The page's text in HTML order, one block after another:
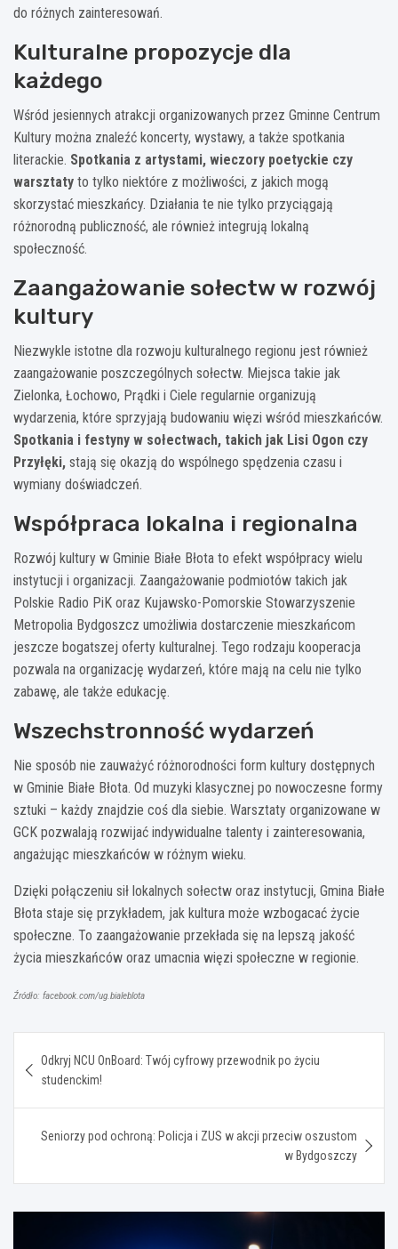
do różnych zainteresowań.
Kulturalne propozycje dla
każdego
Wśród jesiennych atrakcji organizowanych przez Gminne Centrum
Kultury można znaleźć koncerty, wystawy, a także spotkania
literackie. Spotkania z artystami, wieczory poetyckie czy
warsztaty to tylko niektóre z możliwości, z jakich mogą
skorzystać mieszkańcy. Działania te nie tylko przyciągają
różnorodną publiczność, ale również integrują lokalną
społeczność.
Zaangażowanie sołectw w rozwój
kultury
Niezwykle istotne dla rozwoju kulturalnego regionu jest również
zaangażowanie poszczególnych sołectw. Miejsca takie jak
Zielonka, Łochowo, Prądki i Ciele regularnie organizują
wydarzenia, które sprzyjają budowaniu więzi wśród mieszkańców.
Spotkania i festyny w sołectwach, takich jak Lisi Ogon czy
Przyłęki, stają się okazją do wspólnego spędzenia czasu i
wymiany doświadczeń.
Współpraca lokalna i regionalna
Rozwój kultury w Gminie Białe Błota to efekt współpracy wielu
instytucji i organizacji. Zaangażowanie podmiotów takich jak
Polskie Radio PiK oraz Kujawsko-Pomorskie Stowarzyszenie
Metropolia Bydgoszcz umożliwia dostarczenie mieszkańcom
jeszcze bogatszej oferty kulturalnej. Tego rodzaju kooperacja
pozwala na organizację wydarzeń, które mają na celu nie tylko
zabawę, ale także edukację.
Wszechstronność wydarzeń
Nie sposób nie zauważyć różnorodności form kultury dostępnych
w Gminie Białe Błota. Od muzyki klasycznej po nowoczesne formy
sztuki – każdy znajdzie coś dla siebie. Warsztaty organizowane w
GCK pozwalają rozwijać indywidualne talenty i zainteresowania,
angażując mieszkańców w różnym wieku.
Dzięki połączeniu sił lokalnych sołectw oraz instytucji, Gmina Białe
Błota staje się przykładem, jak kultura może wzbogacać życie
społeczne. To zaangażowanie przekłada się na lepszą jakość
życia mieszkańców oraz umacnia więzi społeczne w regionie.
Źródło: facebook.com/ug.bialeblota
wpisu
Odkryj NCU OnBoard: Twój cyfrowy przewodnik po życiu
studenckim!
Seniorzy pod ochroną: Policja i ZUS w akcji przeciw oszustom
w Bydgoszczy